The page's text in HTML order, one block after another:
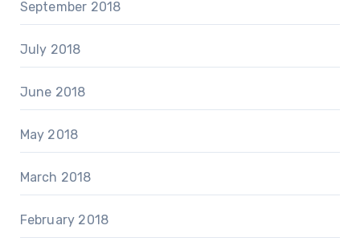
September 2018
July 2018
June 2018
May 2018
March 2018
February 2018